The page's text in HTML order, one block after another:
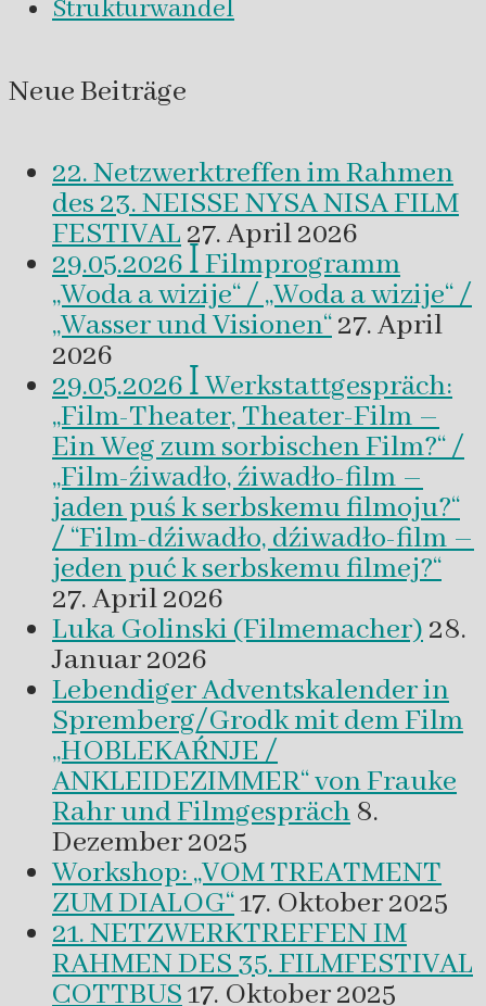
Strukturwandel
Neue Beiträge
22. Netzwerktreffen im Rahmen
des 23. NEISSE NYSA NISA FILM
FESTIVAL27. April 2026
29.05.2026 ꟾ Filmprogramm
„Woda a wizije“ / „Woda a wizije“ /
„Wasser und Visionen“27. April
2026
29.05.2026 ꟾ Werkstattgespräch:
„Film-Theater, Theater-Film –
Ein Weg zum sorbischen Film?“ /
„Film-źiwadło, źiwadło-film –
jaden puś k serbskemu filmoju?“
/ “Film-dźiwadło, dźiwadło-film –
jeden puć k serbskemu filmej?“
27. April 2026
Luka Golinski (Filmemacher)28.
Januar 2026
Lebendiger Adventskalender in
Spremberg/Grodk mit dem Film
„HOBLEKAŔNJE /
ANKLEIDEZIMMER“ von Frauke
Rahr und Filmgespräch 8.
Dezember 2025
Workshop: „VOM TREATMENT
ZUM DIALOG“17. Oktober 2025
21. NETZWERKTREFFEN IM
RAHMEN DES 35. FILMFESTIVAL
COTTBUS17. Oktober 2025